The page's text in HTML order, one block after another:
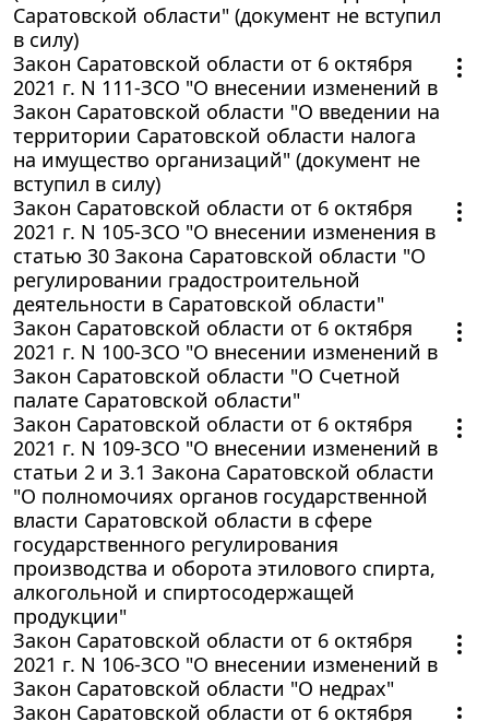
Саратовской области" (документ не вступил
в силу)
Закон Саратовской области от 6 октября
2021 г. N 111-ЗСО "О внесении изменений в
Закон Саратовской области "О введении на
территории Саратовской области налога
на имущество организаций" (документ не
вступил в силу)
Закон Саратовской области от 6 октября
2021 г. N 105-ЗСО "О внесении изменения в
статью 30 Закона Саратовской области "О
регулировании градостроительной
деятельности в Саратовской области"
Закон Саратовской области от 6 октября
2021 г. N 100-ЗСО "О внесении изменений в
Закон Саратовской области "О Счетной
палате Саратовской области"
Закон Саратовской области от 6 октября
2021 г. N 109-ЗСО "О внесении изменений в
статьи 2 и 3.1 Закона Саратовской области
"О полномочиях органов государственной
власти Саратовской области в сфере
государственного регулирования
производства и оборота этилового спирта,
алкогольной и спиртосодержащей
продукции"
Закон Саратовской области от 6 октября
2021 г. N 106-ЗСО "О внесении изменений в
Закон Саратовской области "О недрах"
Закон Саратовской области от 6 октября